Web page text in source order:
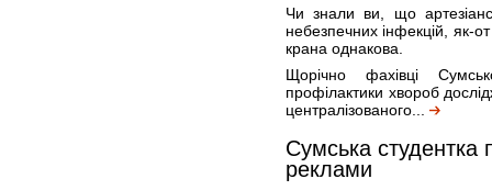
Чи знали ви, що
небезпечних інфекцій, як-
крана однакова.
Щорічно фахівці
профілактики хвороб
централізованого...
Сумська студентка
реклами